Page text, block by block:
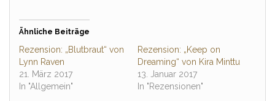
Ähnliche Beiträge
Rezension: „Blutbraut“ von
Lynn Raven
21. März 2017
In "Allgemein"
Rezension: „Keep on
Dreaming“ von Kira Minttu
13. Januar 2017
In "Rezensionen"